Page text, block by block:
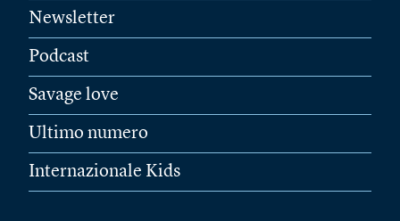
Newsletter
Podcast
Savage love
Ultimo numero
Internazionale Kids